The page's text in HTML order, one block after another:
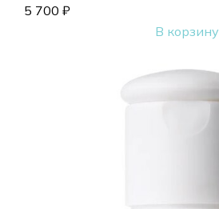
5 700 ₽
В корзину